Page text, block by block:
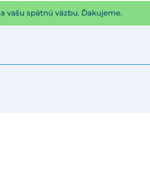
vašu spätnú väzbu. Ďakujeme.